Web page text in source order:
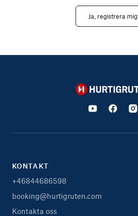
Ja, registrera mig
Hurtigruten
KONTAKT
+46844686598
booking@hurtigruten.com
Kontakta oss